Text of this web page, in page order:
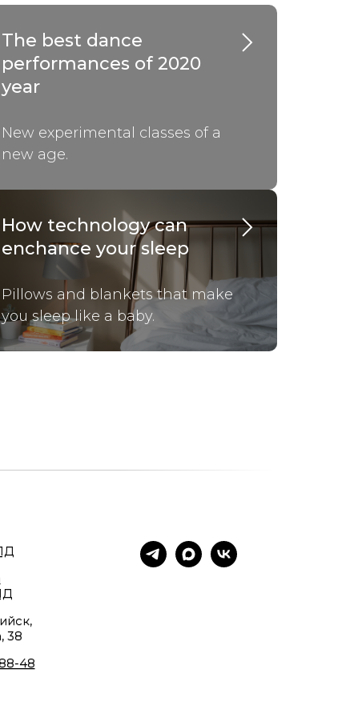
The best dance
performances of 2020
year
New experimental classes of a
new age.
How technology can
enchance your sleep
Pillows and blankets that make
you sleep like a baby.
38
48